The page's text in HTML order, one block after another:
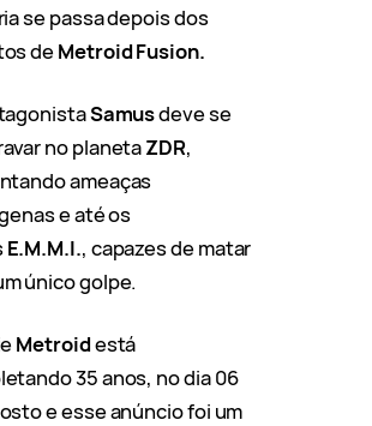
se passa depois dos
deMetroid Fusion.
Samusdeve se
no planetaZDR,
ameaças
e até os
E.M.M.I., capazes de matar
único golpe.
Metroidestá
35 anos, no dia 06
e esse anúncio foi um